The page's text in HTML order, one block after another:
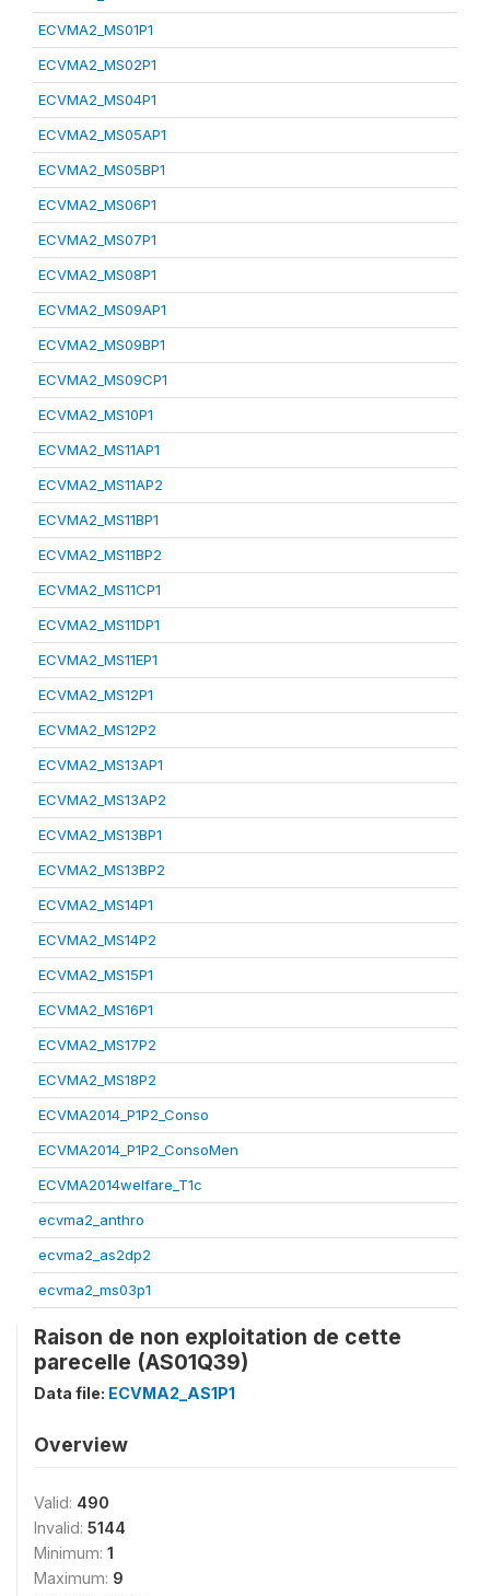
ECVMA2_MS01P1
ECVMA2_MS02P1
ECVMA2_MS04P1
ECVMA2_MS05AP1
ECVMA2_MS05BP1
ECVMA2_MS06P1
ECVMA2_MS07P1
ECVMA2_MS08P1
ECVMA2_MS09AP1
ECVMA2_MS09BP1
ECVMA2_MS09CP1
ECVMA2_MS10P1
ECVMA2_MS11AP1
ECVMA2_MS11AP2
ECVMA2_MS11BP1
ECVMA2_MS11BP2
ECVMA2_MS11CP1
ECVMA2_MS11DP1
ECVMA2_MS11EP1
ECVMA2_MS12P1
ECVMA2_MS12P2
ECVMA2_MS13AP1
ECVMA2_MS13AP2
ECVMA2_MS13BP1
ECVMA2_MS13BP2
ECVMA2_MS14P1
ECVMA2_MS14P2
ECVMA2_MS15P1
ECVMA2_MS16P1
ECVMA2_MS17P2
ECVMA2_MS18P2
ECVMA2014_P1P2_Conso
ECVMA2014_P1P2_ConsoMen
ECVMA2014welfare_T1c
ecvma2_anthro
ecvma2_as2dp2
ecvma2_ms03p1
Raison de non exploitation de cette
parecelle (AS01Q39)
Data file: ECVMA2_AS1P1
Overview
Valid: 490
Invalid: 5144
Minimum: 1
Maximum: 9